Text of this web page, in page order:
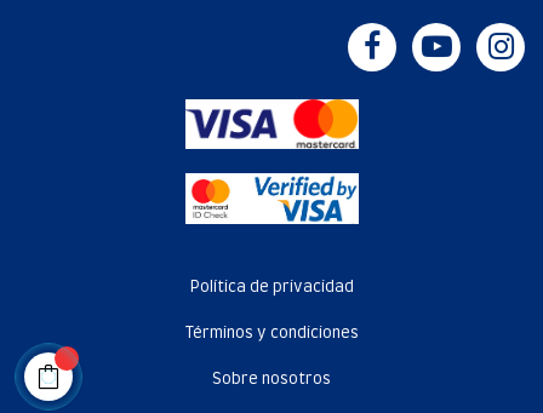
Política de privacidad
Términos y condiciones
Sobre nosotros